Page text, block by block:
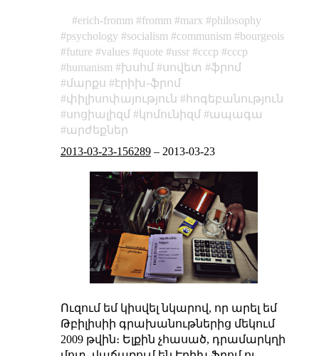
erich-fromm fromm marx
philosophy
psychology
socialism communism
bourgeois
future
values quote ussr cccp
ссср
humanism
խսհմ սովետ
ֆրոմ
մարքս
էրիխ֊ֆրոմ
փիլիսոփայություն
հոգեբանություն
սոցիալիզմ
կոմունիզմ
ապագա
արժեքներ
2013-03-23-156289– 2013-03-23
Ուզում եմ կիսվել նկարով, որ արել եմ
Թբիլիսիի գրախանութներից մեկում
2009 թվին։ Ելքին չհասած, դրամարկղի